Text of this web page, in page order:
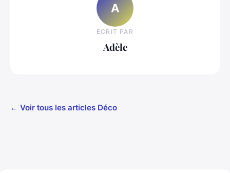
A
ECRIT PAR
Adèle
← Voir tous les articles Déco